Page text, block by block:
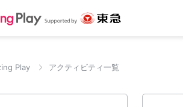
Play アクティビティ一覧